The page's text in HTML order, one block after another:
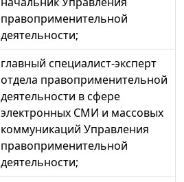
правоприменительной
деятельности;
главный специалист-эксперт
отдела правоприменительной
деятельности в сфере
электронных СМИ и массовых
коммуникаций Управления
правоприменительной
деятельности;